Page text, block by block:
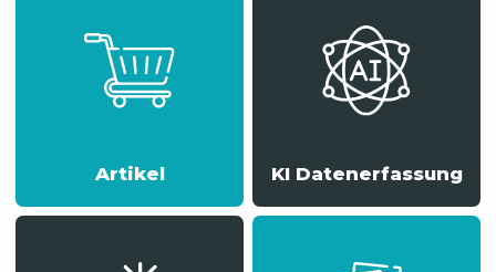
Artikel KI Datenerfassung